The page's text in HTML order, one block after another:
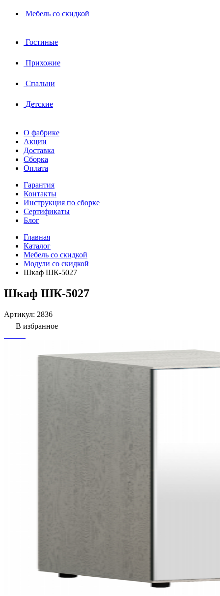
Мебель со скидкой
Гостиные
Прихожие
Спальни
Детские
О фабрике
Акции
Доставка
Сборка
Оплата
Гарантия
Контакты
Инструкция по сборке
Сертификаты
Блог
Главная
Каталог
Мебель со скидкой
Модули со скидкой
Шкаф ШК-5027
Шкаф ШК-5027
Артикул: 2836
В избранное